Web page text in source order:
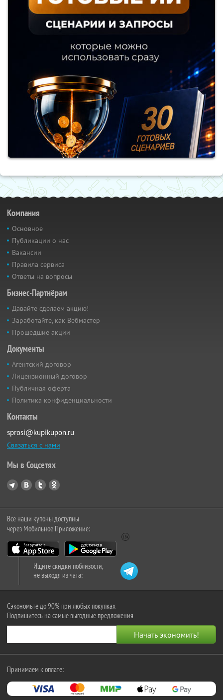
Компания
Основное
Публикации о нас
Вакансии
Правила сервиса
Ответы на вопросы
Бизнес-Партнёрам
Давайте сделаем акцию!
Заработайте, как Вебмастер
Прошедшие акции
Документы
Агентский договор
Лицензионный договор
Публичная оферта
Политика конфиденциальности
Контакты
sprosi@kupikupon.ru
Связаться с нами
Мы в Соцсетях
Все наши купоны доступны
через Мобильное Приложение:
Ищите скидки поблизости,
не выходя из чата:
Сэкономьте до 90% при любых покупках
Подпишитесь на самые выгодные предложения
Принимаем к оплате: